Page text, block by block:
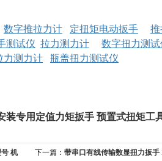
数字推拉力计 定扭矩电动扳手 推
测试仪 拉力测力计 数字扭力测试
力测力计 瓶盖扭力测试仪
装专用定值力矩扳手 预置式扭矩工
机 下一篇： 带串口有线传输数显扭力扳